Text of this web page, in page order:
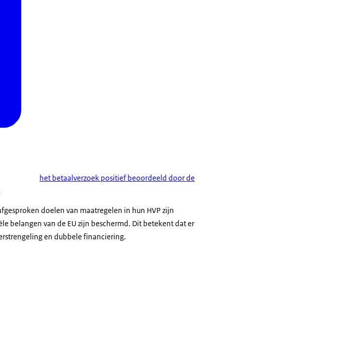
het betaalverzoek positief beoordeeld door de
doelen van maatregelen in hun HVP zijn
belangen van de EU zijn beschermd. Dit betekent dat er
en dubbele financiering.